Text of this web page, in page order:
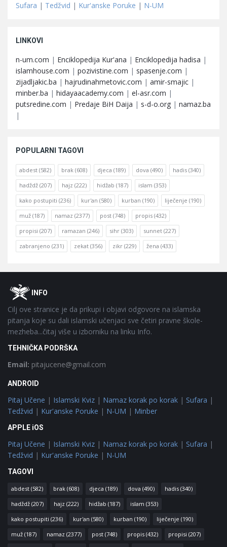
Sufara | Tedžvid | Kur'anske Poruke | N-UM
LINKOVI
n-um.com | Enciklopedija Kur'ana | Enciklopedija hadisa |
islamhouse.com | pozivistine.com | spasenje.com |
zijadljakic.ba | hajrudinahmetovic.com | amir-smajic |
minber.ba | hidayaacademy.com | el-asr.com |
putsredine.com | Predaje BiH Daija | s-d-o.org | namaz.ba
|
POPULARNI TAGOVI
abdest (582) brak (608) djeca (189) dova (490) hadis (340)
hadždž (207) hajz (222) hidžab (187) islam (353)
kako postupiti (236) kur'an (580) kurban (190) liječenje (190)
muž (187) namaz (2377) post (748) propis (432)
propisi (207) ramazan (246) sihr (303) sunnet (227)
zabranjeno (231) zekat (356) zikr (229) žena (433)
FooterOINFO
Cilj ove stranice je da prikupi i objavi odgovore na islamska
pitanja koje su dali islamski učenjaci sve četiri pravne škole-
mezheba...čitaj više u izborniku na linku Info.
TEHNIČKA PODRŠKA
Email: pitajucene@gmail.com
ANDROID
Pitaj Učene | Islamski Kviz | Namaz korak po korak | Sufara |
Tedžvid | Kur'anske Poruke | N-UM | Minber
APPLE iOS
Pitaj Učene | Islamski Kviz | Namaz korak po korak | Sufara |
Tedžvid | Kur'anske Poruke | N-UM
TAGOVI
abdest (582) brak (608) djeca (189) dova (490) hadis (340)
hadždž (207) hajz (222) hidžab (187) islam (353)
kako postupiti (236) kur'an (580) kurban (190) liječenje (190)
muž (187) namaz (2377) post (748) propis (432) propisi (207)